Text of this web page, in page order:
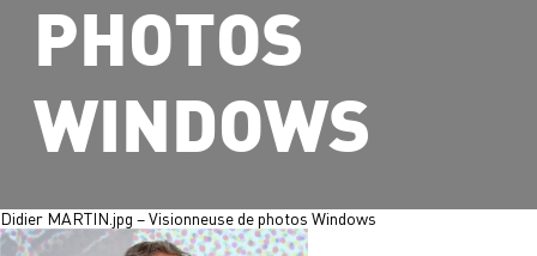
PHOTOS
WINDOWS
Didier MARTIN.jpg – Visionneuse de photos Windows